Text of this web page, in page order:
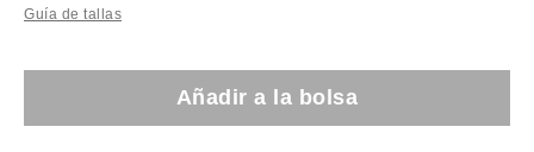
Guía de tallas
Añadir a la bolsa